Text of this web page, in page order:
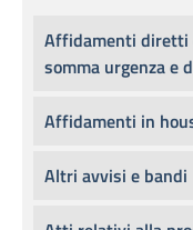
Affidamenti diretti
somma urgenza e
Affidamenti in
Altri avvisi e bandi